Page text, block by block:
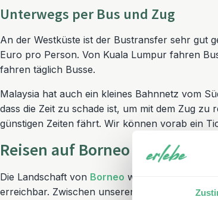
Unterwegs per Bus und Zug
An der Westküste ist der Bustransfer sehr gut
Euro pro Person. Von Kuala Lumpur fahren
fahren täglich Busse.
Malaysia hat auch ein kleines Bahnnetz vom
dass die Zeit zu schade ist, um mit dem Zug
günstigen Zeiten fährt. Wir können vorab ein
Reisen auf Borneo
Die Landschaft von Borneo wird vom
erreichbar. Zwischen unseren Bausteinen auf